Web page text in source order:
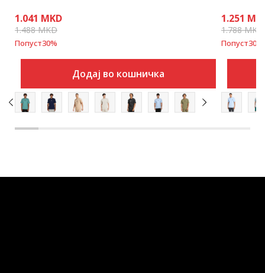
1.041 MKD
1.488MKD
Попуст30%
Додај во кошничка
1.251
1.788MKD
Попуст30